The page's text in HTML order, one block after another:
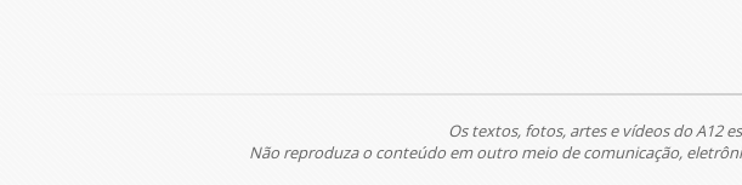
Os textos, fotos, artes e vídeos do A12
Não reproduza o conteúdo em outro meio de comunicação,